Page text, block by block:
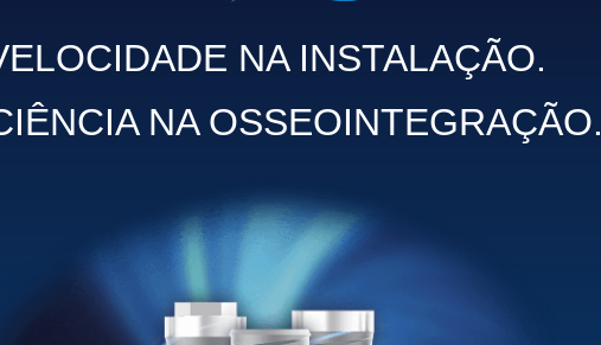
NA INSTALAÇÃO.
NA OSSEOINTEGRAÇÃO.